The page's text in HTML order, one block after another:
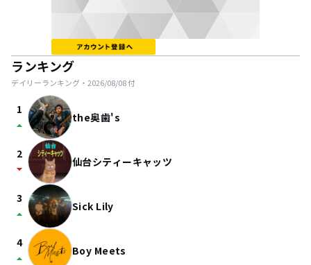
ランキング
デイリーランキング・ 2026/08/08付
1
arrow_drop_up the奥歯's
2
arrow_drop_down 仙台シティーキャッツ
3
arrow_drop_up Sick Lily
4
arrow_drop_up Boy Meets